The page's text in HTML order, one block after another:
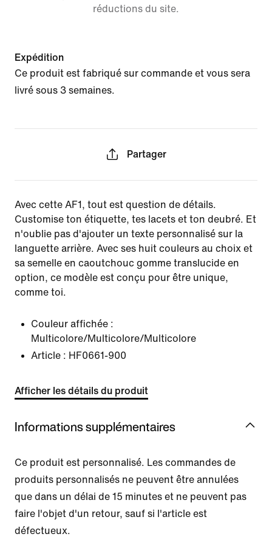
réductions du site.
Expédition
Ce produit est fabriqué sur commande et vous sera
livré sous 3 semaines.
Partager
Avec cette AF1, tout est question de détails.
Customise ton étiquette, tes lacets et ton deubré. Et
n'oublie pas d'ajouter un texte personnalisé sur la
languette arrière. Avec ses huit couleurs au choix et
sa semelle en caoutchouc gomme translucide en
option, ce modèle est conçu pour être unique,
comme toi.
Couleur affichée :
Multicolore/Multicolore/Multicolore
Article : HF0661-900
Afficher les détails du produit
Informations supplémentaires
Ce produit est personnalisé. Les commandes de
produits personnalisés ne peuvent être annulées
que dans un délai de 15 minutes et ne peuvent pas
faire l'objet d'un retour, sauf si l'article est
défectueux.